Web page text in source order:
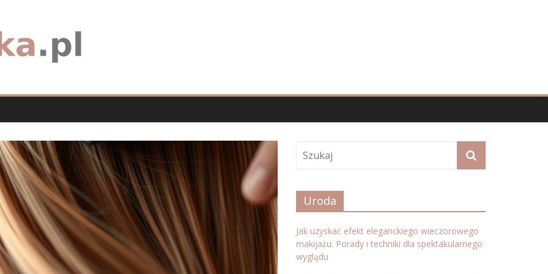
Uroda
Jak uzyskać efekt eleganckiego wieczorowego
makijażu: Porady i techniki dla spektakularnego
wyglądu